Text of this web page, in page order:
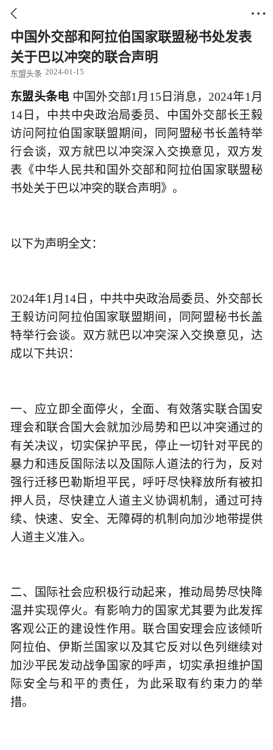
 
中国外交部和阿拉伯国家联盟秘书处发表
关于巴以冲突的联合声明
东盟头条 2024-01-15
东盟头条电 中国外交部1月15日消息，2024年1月
14日，中共中央政治局委员、中国外交部长王毅
访问阿拉伯国家联盟期间，同阿盟秘书长盖特举
行会谈，双方就巴以冲突深入交换意见，双方发
表《中华人民共和国外交部和阿拉伯国家联盟秘
书处关于巴以冲突的联合声明》。
以下为声明全文：
2024年1月14日，中共中央政治局委员、外交部长
王毅访问阿拉伯国家联盟期间，同阿盟秘书长盖
特举行会谈。双方就巴以冲突深入交换意见，达
成以下共识：
一、应立即全面停火，全面、有效落实联合国安
理会和联合国大会就加沙局势和巴以冲突通过的
有关决议，切实保护平民，停止一切针对平民的
暴力和违反国际法以及国际人道法的行为，反对
强行迁移巴勒斯坦平民，呼吁尽快释放所有被扣
押人员，尽快建立人道主义协调机制，通过可持
续、快速、安全、无障碍的机制向加沙地带提供
人道主义准入。
二、国际社会应积极行动起来，推动局势尽快降
温并实现停火。有影响力的国家尤其要为此发挥
客观公正的建设性作用。联合国安理会应该倾听
阿拉伯、伊斯兰国家以及其它反对以色列继续对
加沙平民发动战争国家的呼声，切实承担维护国
际安全与和平的责任，为此采取有约束力的举
措。